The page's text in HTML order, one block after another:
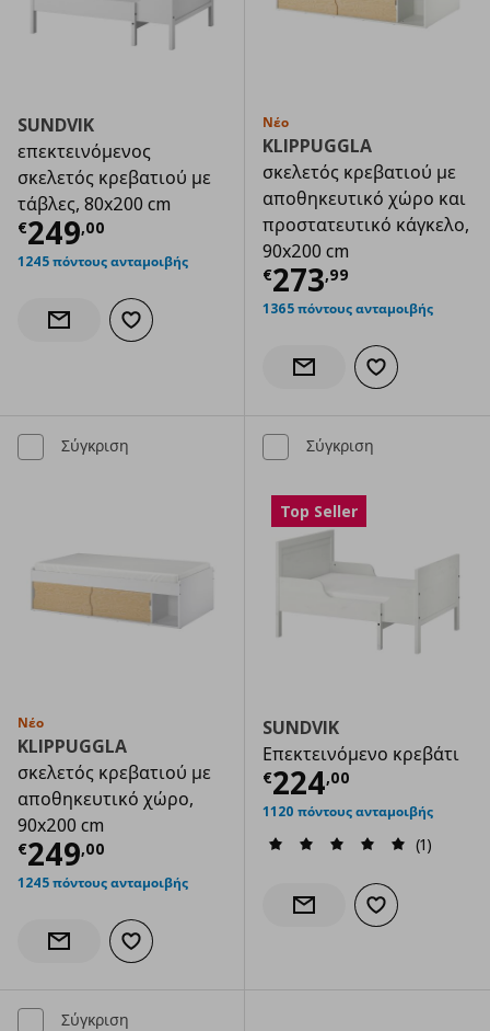
SUNDVIK
επεκτεινόμενος
σκελετός κρεβατιού με
τάβλες, 80x200 cm
€249,00
Τρέχουσα τιμή € 249,00
1245 πόντους ανταμοιβής
Ενημέρωση διαθεσιμότητας
Προσθήκη στα αγαπημένα
Νέο
KLIPPUGGLA
σκελετός κρεβατιού με
αποθηκευτικό χώρο και
προστατευτικό κάγκελο,
90x200 cm
€273,99
Τρέχουσα
1365 πόντους ανταμοιβής
Ενημέρωση διαθεσιμότητας
Προσθήκη στα
Σύγκριση
Νέο
KLIPPUGGLA
σκελετός κρεβατιού με
αποθηκευτικό χώρο,
90x200 cm
€249,00
Τρέχουσα τιμή € 249,00
1245 πόντους ανταμοιβής
Ενημέρωση διαθεσιμότητας
Προσθήκη στα αγαπημένα
Σύγκριση
Top Seller
SUNDVIK
Επεκτεινόμενο κρεβάτι
€224,00
Τρέχουσα
1120 πόντους ανταμοιβής
(1)
Ενημέρωση διαθεσιμότητας
Προσθήκη στα
Σύγκριση